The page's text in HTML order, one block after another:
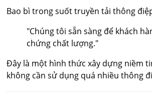
Bao bì trong suốt truyền tải thông
"Chúng tôi sẵn sàng để khách
chứng chất lượng."
Đây là một hình thức xây dựng niềm
không cần sử dụng quá nhiều thông